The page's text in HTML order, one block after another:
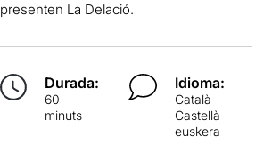
presenten La Delació.
Durada:
60
minuts
Idioma:
Català
Castellà
euskera